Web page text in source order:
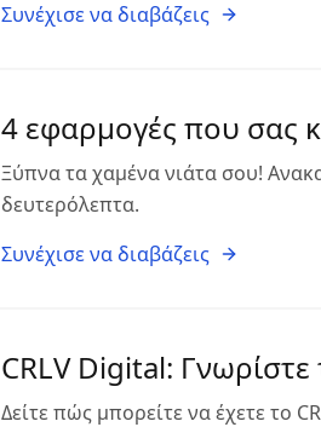
Συνέχισε να διαβάζεις
4 εφαρμογές που σας
Ξύπνα τα χαμένα νιάτα σου!
δευτερόλεπτα.
Συνέχισε να διαβάζεις
CRLV Digital:
Δείτε πώς μπορείτε να έχετε το